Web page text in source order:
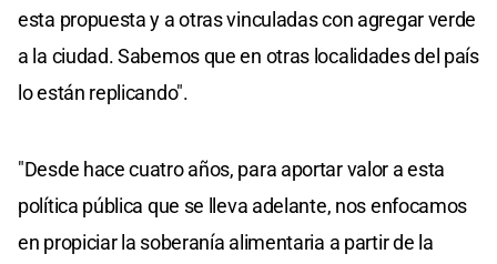
esta propuesta y a otras vinculadas con agregar verde
a la ciudad. Sabemos que en otras localidades del país
lo están replicando".
"Desde hace cuatro años, para aportar valor a esta
política pública que se lleva adelante, nos enfocamos
en propiciar la soberanía alimentaria a partir de la